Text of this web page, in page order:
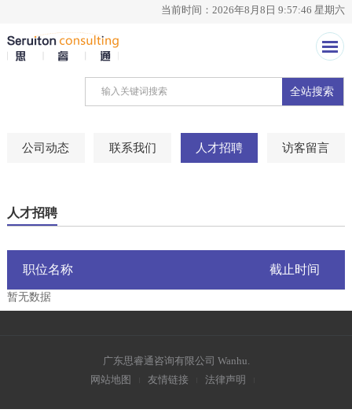
当前时间：2026年8月8日 9:57:46 星期六
全站搜索
公司动态 联系我们 人才招聘 访客留言
人才招聘
截止时间
职位名称
暂无数据
广东思睿通咨询有限公司 Wanhu.
网站地图
友情链接 法律声明